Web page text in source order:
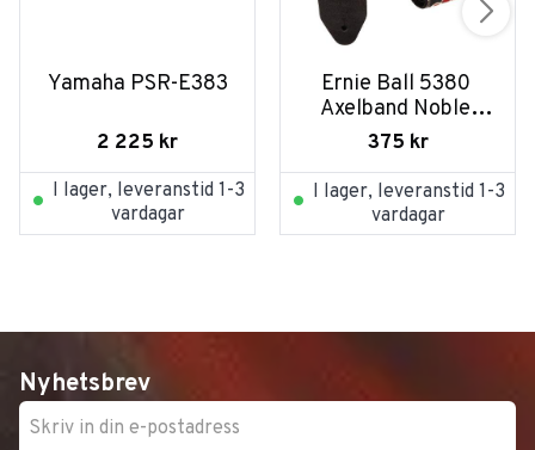
Yamaha PSR-E383
2 225 kr
I lager, leveranstid 1-3
vardagar
Ernie Ball 5380
Axelband Noble
Rose
375 kr
I lager, leveranstid 1-3
vardagar
Nyhetsbrev